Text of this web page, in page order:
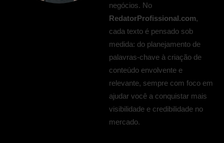
negócios. No
RedatorProfissional.com,
cada texto é pensado sob
medida: do planejamento de
palavras-chave à criação de
conteúdo envolvente e
relevante, sempre com foco em
ajudar você a conquistar mais
visibilidade e credibilidade no
mercado.